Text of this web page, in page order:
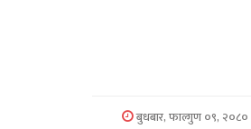
बुधबार, फाल्गुण ०९, २०८०